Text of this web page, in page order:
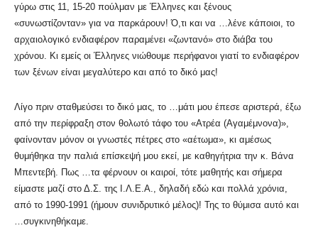
γύρω στις 11, 15-20 πούλμαν με Έλληνες και ξένους
«συνωστίζονταν» για να παρκάρουν! Ό,τι και να …λένε κάποιοι, το
αρχαιολογικό ενδιαφέρον παραμένει «ζωντανό» στο διάβα του
χρόνου. Κι εμείς οι Έλληνες νιώθουμε περήφανοι γιατί το ενδιαφέρον
των ξένων είναι μεγαλύτερο και από το δικό μας!
Λίγο πριν σταθμεύσει το δικό μας, το …μάτι μου έπεσε αριστερά, έξω
από την περίφραξη στον θολωτό τάφο του «Ατρέα (Αγαμέμνονα)»,
φαίνονταν μόνον οι γνωστές πέτρες στο «αέτωμα», κι αμέσως
θυμήθηκα την παλιά επίσκεψή μου εκεί, με καθηγήτρια την κ. Βάνα
Μπεντεβή. Πως …τα φέρνουν οι καιροί, τότε μαθητής και σήμερα
είμαστε μαζί στο Δ.Σ. της Ι.Λ.Ε.Α., δηλαδή εδώ και πολλά χρόνια,
από το 1990-1991 (ήμουν συνιδρυτικό μέλος)! Της το θύμισα αυτό και
…συγκινηθήκαμε.